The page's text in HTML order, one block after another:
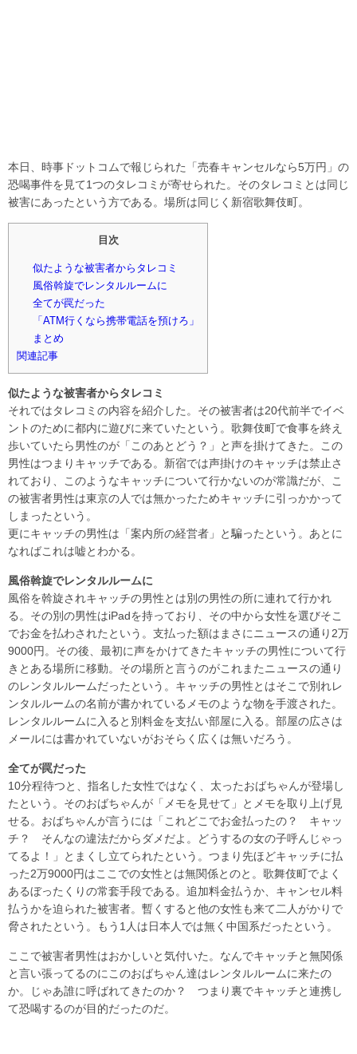
本日、時事ドットコムで報じられた「売春キャンセルなら5万円」の
恐喝事件を見て1つのタレコミが寄せられた。そのタレコミとは同じ
被害にあったという方である。場所は同じく新宿歌舞伎町。
目次
似たような被害者からタレコミ
風俗斡旋でレンタルルームに
全てが罠だった
「ATM行くなら携帯電話を預けろ」
まとめ
関連記事
似たような被害者からタレコミ
それではタレコミの内容を紹介した。その被害者は20代前半でイベ
ントのために都内に遊びに来ていたという。歌舞伎町で食事を終え
歩いていたら男性のが「このあとどう？」と声を掛けてきた。この
男性はつまりキャッチである。新宿では声掛けのキャッチは禁止さ
れており、このようなキャッチについて行かないのが常識だが、こ
の被害者男性は東京の人では無かったためキャッチに引っかかって
しまったという。
更にキャッチの男性は「案内所の経営者」と騙ったという。あとに
なればこれは嘘とわかる。
風俗斡旋でレンタルルームに
風俗を斡旋されキャッチの男性とは別の男性の所に連れて行かれ
る。その別の男性はiPadを持っており、その中から女性を選びそこ
でお金を払わされたという。支払った額はまさにニュースの通り2万
9000円。その後、最初に声をかけてきたキャッチの男性について行
きとある場所に移動。その場所と言うのがこれまたニュースの通り
のレンタルルームだったという。キャッチの男性とはそこで別れレ
ンタルルームの名前が書かれているメモのような物を手渡された。
レンタルルームに入ると別料金を支払い部屋に入る。部屋の広さは
メールには書かれていないがおそらく広くは無いだろう。
全てが罠だった
10分程待つと、指名した女性ではなく、太ったおばちゃんが登場し
たという。そのおばちゃんが「メモを見せて」とメモを取り上げ見
せる。おばちゃんが言うには「これどこでお金払ったの？ キャッ
チ？ そんなの違法だからダメだよ。どうするの女の子呼んじゃっ
てるよ！」とまくし立てられたという。つまり先ほどキャッチに払
った2万9000円はここでの女性とは無関係とのと。歌舞伎町でよく
あるぼったくりの常套手段である。追加料金払うか、キャンセル料
払うかを迫られた被害者。暫くすると他の女性も来て二人がかりで
脅されたという。もう1人は日本人では無く中国系だったという。
ここで被害者男性はおかしいと気付いた。なんでキャッチと無関係
と言い張ってるのにこのおばちゃん達はレンタルルームに来たの
か。じゃあ誰に呼ばれてきたのか？ つまり裏でキャッチと連携し
て恐喝するのが目的だったのだ。